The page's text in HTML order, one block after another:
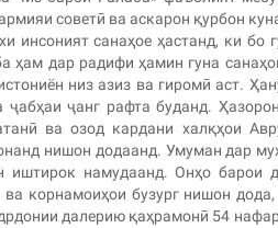
советӣ ва аскарон қурбон
инсоният санаҳое ҳастанд, ки бо
ҳам дар радифи ҳамин гуна
низ азиз ва гиромӣ аст.
ҷабҳаи ҷанг рафта буданд.
ва озод кардани халқҳои
нишон додаанд. Умуман дар
иштирок намудаанд. Онҳо
ва корнамоиҳои бузург нишон
далерию қаҳрамонӣ 54